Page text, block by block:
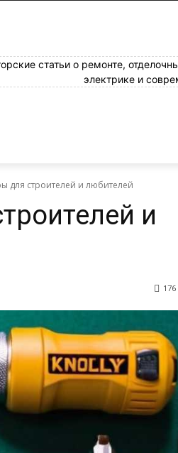
статьи о ремонте,
электрике и
для строителей и любителей
и
176